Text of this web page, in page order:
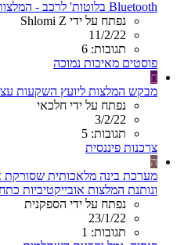
Bluetooth בלוטות' לרכב - המלצות
נפתח על ידי Shlomi Z
11/2/22
תגובות: 6
פוסטים מאיכות נמוכה
ח
מבקש המלצות ליועץ השקעות
נפתח על ידי חלכאי
3/2/22
תגובות: 5
צרכנות פיננסית
ה
מערכת בינה מלאכותית שסורקת
ונותנת המלצות אובייקטיביות
נפתח על ידי הספקנית
23/1/22
תגובות: 1